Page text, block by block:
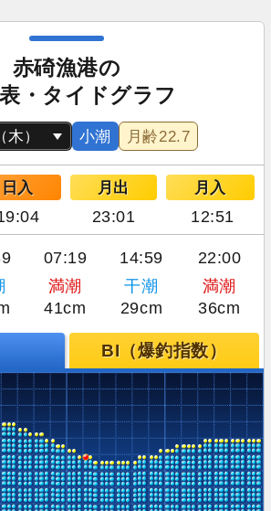
赤碕漁港の
・タイドグラフ
小潮 月齢22.7
日入 月出 月入
23:01 12:51
07:19 14:59 22:00
満潮 干潮
満潮
41cm 29cm 36cm
BI（爆釣指数）